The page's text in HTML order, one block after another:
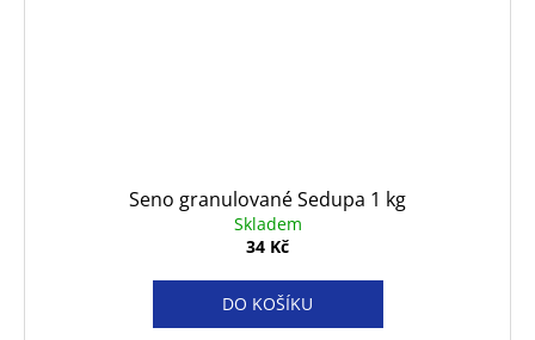
Seno granulované Sedupa 1 kg
Skladem
34 Kč
DO KOŠÍKU